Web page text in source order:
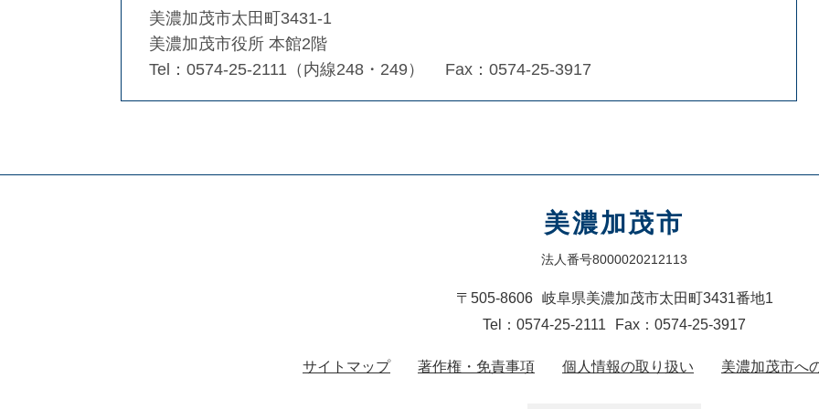
美濃加茂市太田町3431-1
美濃加茂市役所 本館2階
Tel：0574-25-2111（内線248・249）
Fax：0574-25-3917
美濃加茂市
法人番号8000020212113
〒505-8606
岐阜県美濃加茂市太田町3431番地1
Tel：0574-25-2111
Fax：0574-25-3917
サイトマップ 著作権・免責事項 個人情報の取り扱い 美濃加茂市へ